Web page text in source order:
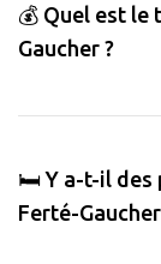
💰 Quel est le
Gaucher ?
🛏️ Y a-t-il des
Ferté-